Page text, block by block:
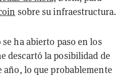
sobre su infraestructura.
ha abierto paso en los
descartó la posibilidad de
año, lo que probablemente